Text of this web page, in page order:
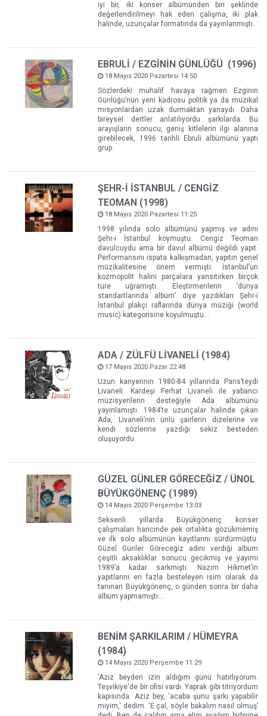
iyi bir, iki konser albümünden biri şeklinde
değerlendirilmeyi hak eden çalışma, iki plak
halinde, uzunçalar formatında da yayınlanmıştı.
EBRULİ / EZGİNİN GÜNLÜĞÜ (1996)
18 Mayıs 2020 Pazartesi 14:50
Sözlerdeki muhalif havaya rağmen Ezginin
Günlüğü’nün yeni kadrosu politik ya da müzikal
misyonlardan uzak durmaktan yanaydı. Daha
bireysel dertler anlatılıyordu şarkılarda. Bu
arayışların sonucu, geniş kitlelerin ilgi alanına
girebilecek, 1996 tarihli Ebruli albümünü yaptı
grup.
ŞEHR-İ İSTANBUL / CENGİZ
TEOMAN (1998)
18 Mayıs 2020 Pazartesi 11:25
1998 yılında solo albümünü yapmış ve adını
Şehr-i İstanbul koymuştu. Cengiz Teoman
davulcuydu ama bir davul albümü değildi yapıt.
Performansını ispata kalkışmadan, yapıtın genel
müzikalitesine önem vermişti. İstanbul’un
kozmopolit halini parçalara yansıtırken birçok
türe uğramıştı. Eleştirmenlerin ‘dünya
standartlarında albüm’ diye yazdıkları Şehr-i
İstanbul plakçı raflarında dünya müziği (world
music) kategorisine koyulmuştu…
ADA / ZÜLFÜ LİVANELİ (1984)
17 Mayıs 2020 Pazar 22:48
Uzun kariyerinin 1980-84 yıllarında Paris’teydi
Livaneli. Kardeşi Ferhat Livaneli ile yabancı
müzisyenlerin desteğiyle Ada albümünü
yayınlamıştı. 1984’te uzunçalar halinde çıkan
Ada, Livaneli’nin ünlü şairlerin dizelerine ve
kendi sözlerine yazdığı sekiz besteden
oluşuyordu.
GÜZEL GÜNLER GÖRECEĞİZ / ÜNOL
BÜYÜKGÖNENÇ (1989)
14 Mayıs 2020 Perşembe 13:03
Seksenli yıllarda Büyükgönenç konser
çalışmaları haricinde pek ortalıkta gözükmemiş
ve ilk solo albümünün kayıtlarını sürdürmüştü.
Güzel Günler Göreceğiz adını verdiği albüm
çeşitli aksaklıklar sonucu gecikmiş ve yayımı
1989’a kadar sarkmıştı. Nazım Hikmet’in
yapıtlarını en fazla besteleyen isim olarak da
tanınan Büyükgönenç, o günden sonra bir daha
albüm yapmamıştı…
BENİM ŞARKILARIM / HÜMEYRA
(1984)
14 Mayıs 2020 Perşembe 11:29
‘Aziz beyden izin aldığım günü hatırlıyorum.
Teşvikiye'de bir ofisi vardı. Yaprak gibi titriyordum
kapısında. Aziz bey, 'acaba şunu şarkı yapabilir
miyim,' dedim. ‘E çal, söyle bakalım nasıl olmuş’